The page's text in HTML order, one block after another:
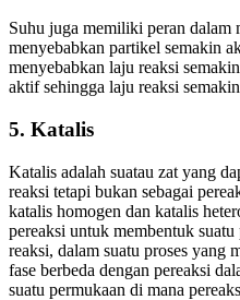
Suhu juga memiliki peran dalam
menyebabkan partikel semakin
menyebabkan laju reaksi
aktif sehingga laju reaksi
5. Katalis
Katalis adalah suatau zat yang
reaksi tetapi bukan sebagai
katalis homogen dan katalis
pereaksi untuk membentuk
reaksi, dalam suatu proses yang
fase berbeda dengan pereaksi
suatu permukaan di mana